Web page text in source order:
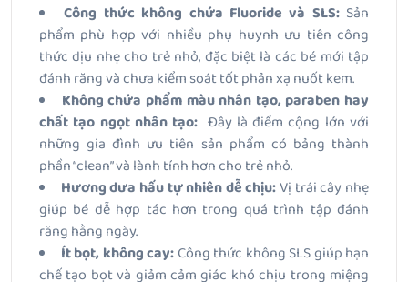
Công thức không chứa Fluoride và SLS:Sản
phẩm phù hợp với nhiều phụ huynh ưu tiên công
thức dịu nhẹ cho trẻ nhỏ, đặc biệt là các bé mới tập
đánh răng và chưa kiểm soát tốt phản xạ nuốt kem.
Không chứa phẩm màu nhân tạo, paraben hay
chất tạo ngọt nhân tạo: Đây là điểm cộng lớn với
những gia đình ưu tiên sản phẩm có bảng thành
phần “clean” và lành tính hơn cho trẻ nhỏ.
Hương dưa hấu tự nhiên dễ chịu:Vị trái cây nhẹ
giúp bé dễ hợp tác hơn trong quá trình tập đánh
răng hằng ngày.
Ít bọt, không cay: Công thức không SLS giúp hạn
chế tạo bọt và giảm cảm giác khó chịu trong miệng